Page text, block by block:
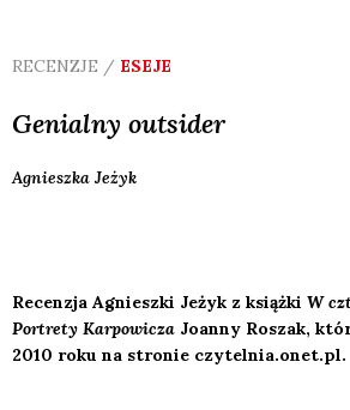
RECENZJE / ESEJE
Genialny outsider
Agnieszka Jeżyk
Recenzja Agnieszki Jeżyk z książki W
Portrety Karpowicza Joanny Roszak,
2010 roku na stronie czytelnia.onet.pl.